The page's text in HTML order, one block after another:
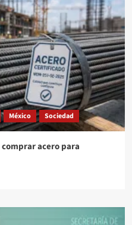
México Sociedad
acero para